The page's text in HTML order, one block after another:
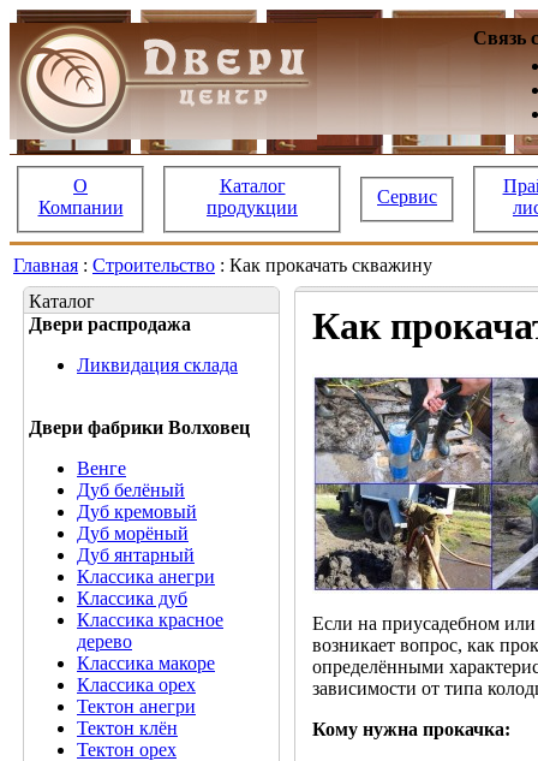
Связь
О
Компании
Каталог
продукции
Сервис
Главная : Строительство : Как прокачать скважину
Каталог
Двери распродажа
Ликвидация склада
Двери фабрики Волховец
Венге
Дуб белёный
Дуб кремовый
Дуб морёный
Дуб янтарный
Классика анегри
Классика дуб
Классика красное
дерево
Классика макоре
Классика орех
Тектон анегри
Тектон клён
Тектон орех
Как
Если на приусадебном или
возникает вопрос, как
определёнными
зависимости от типа
Кому нужна прокачка: